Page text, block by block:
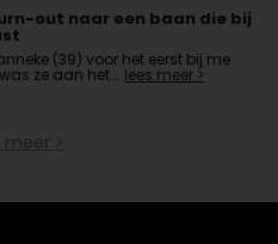
out naar een baan die bij
(39) voor het eerst bij me
ze aan het … lees meer >
meer >